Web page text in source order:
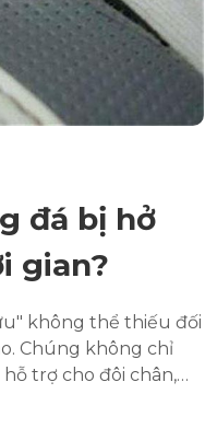
đá bị hở
gian?
không thể thiếu đối
Chúng không chỉ
trợ cho đôi chân,
nhiều người chơi